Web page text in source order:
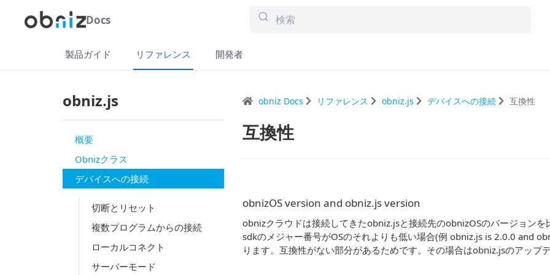
Docs
製品ガイド リファレンス 開発者
obniz.js
概要
Obnizクラス
デバイスへの接続
切断とリセット
複数プログラムからの接続
ローカルコネクト
サーバーモード
obniz Docs リファレンス obniz.js デバイスへの接続 互換性
互換性
obnizOS version and obniz.js version
obnizクラウドは接続してきたobniz.jsと接続先のobnizOSのバージョンを
sdkのメジャー番号がOSのそれよりも低い場合(例 obniz.js is 2.0.0 and
ります。互換性がない部分があるためです。その場合はobniz.jsのアップ